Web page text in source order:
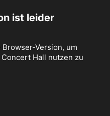
ist leider
Version, um
Hall nutzen zu